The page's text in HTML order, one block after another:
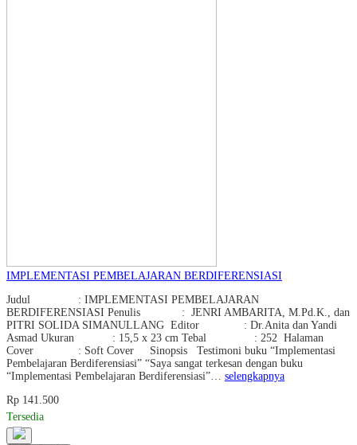
IMPLEMENTASI PEMBELAJARAN BERDIFERENSIASI
Judul : IMPLEMENTASI PEMBELAJARAN
BERDIFERENSIASI Penulis : JENRI AMBARITA, M.Pd.K., dan
PITRI SOLIDA SIMANULLANG Editor : Dr.Anita dan Yandi
Asmad Ukuran : 15,5 x 23 cm Tebal : 252 Halaman
Cover : Soft Cover Sinopsis Testimoni buku “Implementasi
Pembelajaran Berdiferensiasi” “Saya sangat terkesan dengan buku
“Implementasi Pembelajaran Berdiferensiasi”… selengkapnya
Rp 141.500
Tersedia